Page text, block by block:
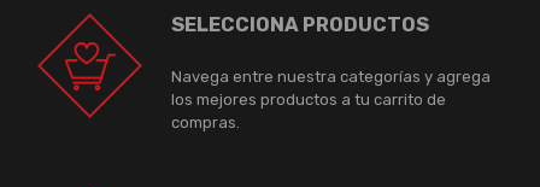
SELECCIONA PRODUCTOS
Navega entre nuestra categorías y agrega
los mejores productos a tu carrito de
compras.